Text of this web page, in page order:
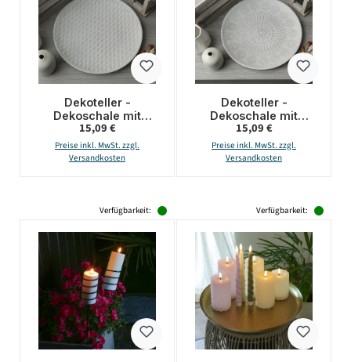
Dekoteller -
Dekoschale mit
Rautenmuster - MDF
Holz - D: 34,5cm -
weiß
Regulärer Preis:
15,09 €
Preise inkl. MwSt. zzgl.
Versandkosten
Dekoteller -
Dekoschale mit
Blumenmuster - MDF
Holz - D: 34,5cm -
weiß
Regulärer Preis:
15,09 €
Preise inkl. MwSt. zzgl.
Versandkosten
Verfügbarkeit: Verfügbarkeit: